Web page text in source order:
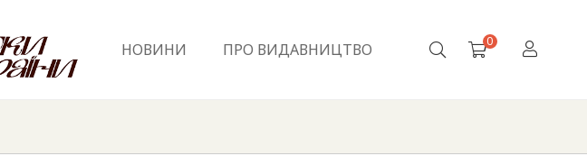
НОВИНИ ПРО ВИДАВНИЦТВО 0